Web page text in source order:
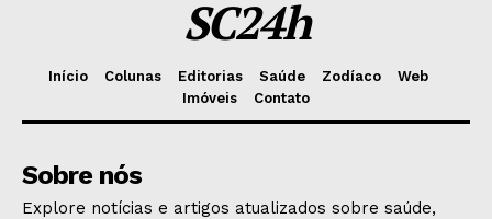
SC24h
Início Colunas Editorias Saúde Zodíaco
Web
Imóveis
Contato
Sobre nós
Explore notícias e artigos atualizados sobre saúde,